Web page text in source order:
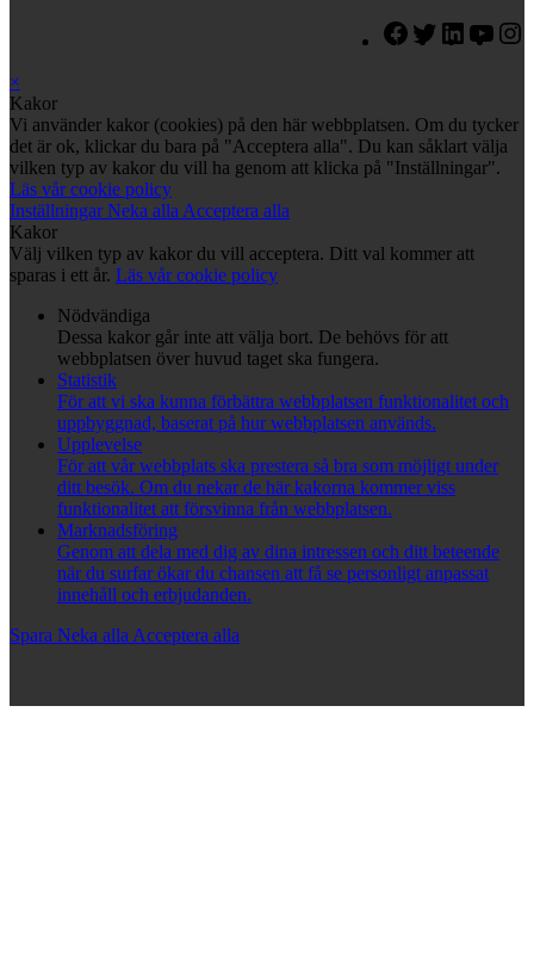
×
Kakor
Vi använder kakor (cookies) på den här webbplatsen. Om du tycker
det är ok, klickar du bara på "Acceptera alla". Du kan såklart välja
vilken typ av kakor du vill ha genom att klicka på "Inställningar".
Läs vår cookie policy
InställningarNeka alla Acceptera alla
Kakor
Välj vilken typ av kakor du vill acceptera. Ditt val kommer att
sparas i ett år. Läs vår cookie policy
Nödvändiga
Dessa kakor går inte att välja bort. De behövs för att
webbplatsen över huvud taget ska fungera.
Statistik
För att vi ska kunna förbättra webbplatsen funktionalitet och
uppbyggnad, baserat på hur webbplatsen används.
Upplevelse
För att vår webbplats ska prestera så bra som möjligt under
ditt besök. Om du nekar de här kakorna kommer viss
funktionalitet att försvinna från webbplatsen.
Marknadsföring
Genom att dela med dig av dina intressen och ditt beteende
när du surfar ökar du chansen att få se personligt anpassat
innehåll och erbjudanden.
Spara Neka alla Acceptera alla